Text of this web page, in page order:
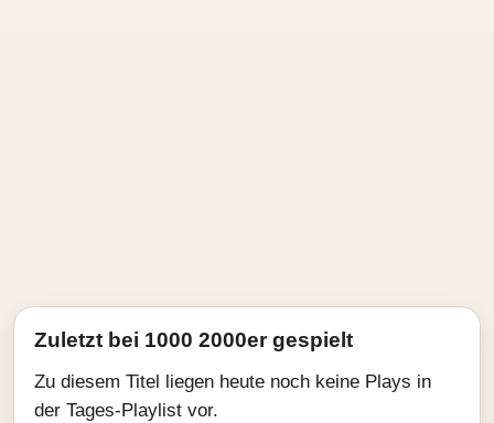
Zuletzt bei 1000 2000er gespielt
Zu diesem Titel liegen heute noch keine Plays in
der Tages-Playlist vor.